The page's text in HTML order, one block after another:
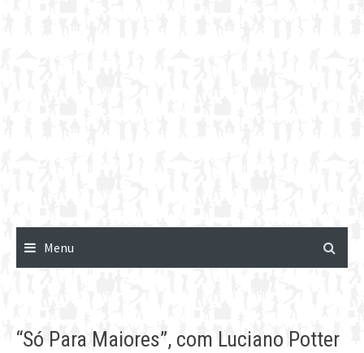
Menu
“Só Para Maiores”, com Luciano Potter